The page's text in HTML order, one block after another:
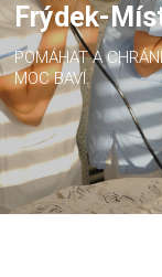
Frýdek-
POMÁHAT A
MOC BAVÍ.